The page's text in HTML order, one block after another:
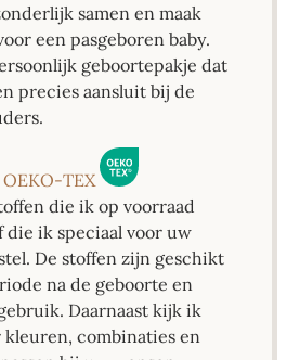
samen en maak
een pasgeboren baby.
geboortepakje dat
precies aansluit bij de
OEKO-TEX
die ik op voorraad
die ik speciaal voor uw
De stoffen zijn geschikt
na de geboorte en
Daarnaast kijk ik
kleuren, combinaties en